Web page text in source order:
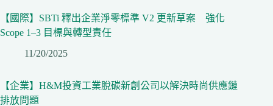
【國際】SBTi 釋出企業淨零標準 V2 更新草案 強化
Scope 1–3 目標與轉型責任
11/20/2025
【企業】H&M投資工業脫碳新創公司以解決時尚供應鏈
排放問題